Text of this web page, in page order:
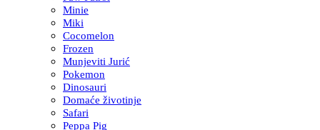
Minie
Miki
Cocomelon
Frozen
Munjeviti Jurić
Pokemon
Dinosauri
Domaće životinje
Safari
Peppa Pig